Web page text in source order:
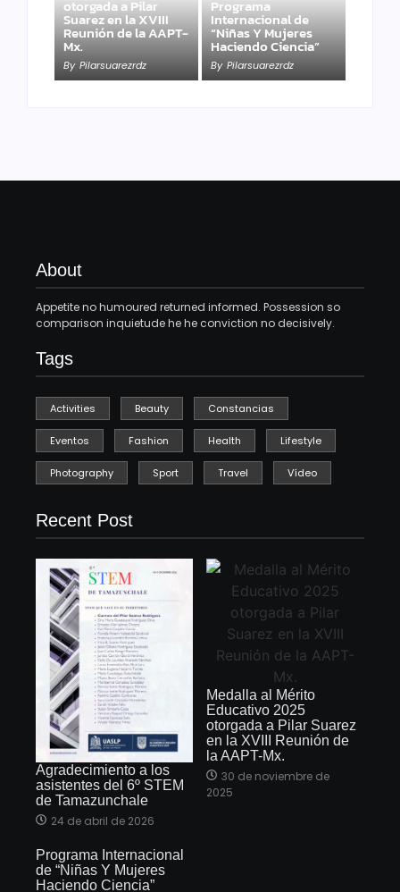
otorgada a Pilar
Suarez en la XVIII
Reunión de la AAPT-
Mx.
By Pilarsuarezrdz
Programa
Internacional de
“Niñas Y Mujeres
Haciendo Ciencia”
By Pilarsuarezrdz
About
Appetite no humoured returned informed. Possession so
comparison inquietude he he conviction no decisively.
Tags
Activities Beauty Constancias
Eventos Fashion Health Lifestyle
Photography Sport Travel Vídeo
Recent Post
Agradecimiento a los
asistentes del 6º STEM
de Tamazunchale
24 de abril de 2026
Medalla al Mérito
Educativo 2025
otorgada a Pilar Suarez
en la XVIII Reunión de
la AAPT-Mx.
30 de noviembre de
2025
Programa Internacional
de “Niñas Y Mujeres
Haciendo Ciencia”